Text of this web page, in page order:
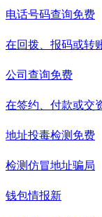
电话号码查询免费
在回拨、报码或转
公司查询免费
在签约、付款或交
地址投毒检测 免费
检测仿冒地址骗局
钱包情报新